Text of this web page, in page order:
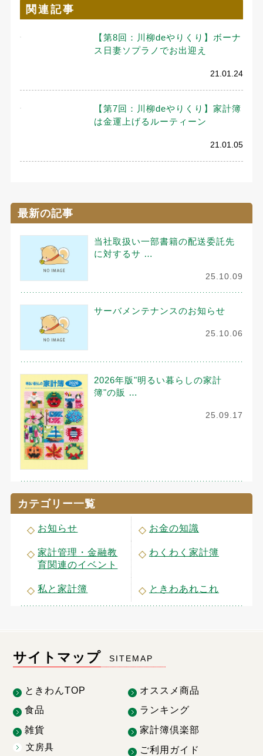
関連記事
【第8回：川柳deやりくり】ボーナ
ス日妻ソプラノでお出迎え
21.01.24
【第7回：川柳deやりくり】家計簿
は金運上げるルーティーン
21.01.05
最新の記事
当社取扱い一部書籍の配送委託先
に対するサ …
25.10.09
サーバメンテナンスのお知らせ
25.10.06
2026年版"明るい暮らしの家計
簿"の販 …
25.09.17
カテゴリー一覧
お知らせ お金の知識
家計管理・金融教
育関連のイベント
わくわく家計簿
私と家計簿 ときわあれこれ
サイトマップ SITEMAP
ときわんTOP
食品
雑貨
文房具
オススメ商品
ランキング
家計簿倶楽部
ご利用ガイド